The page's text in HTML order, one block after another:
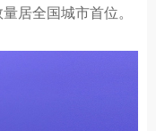
居全国城市首位。